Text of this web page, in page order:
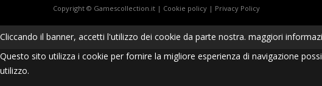
Copyright © Gamescollection.it | Cookie policy | Privacy Policy
Cliccando il banner, accetti l'utilizzo dei cookie da parte nostra. maggiori
Questo sito utilizza i cookie per fornire la migliore esperienza di navigazione
utilizzo.